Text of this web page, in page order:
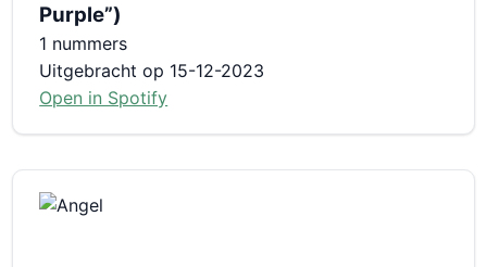
Purple”)
1 nummers
Uitgebracht op 15-12-2023
Open in Spotify